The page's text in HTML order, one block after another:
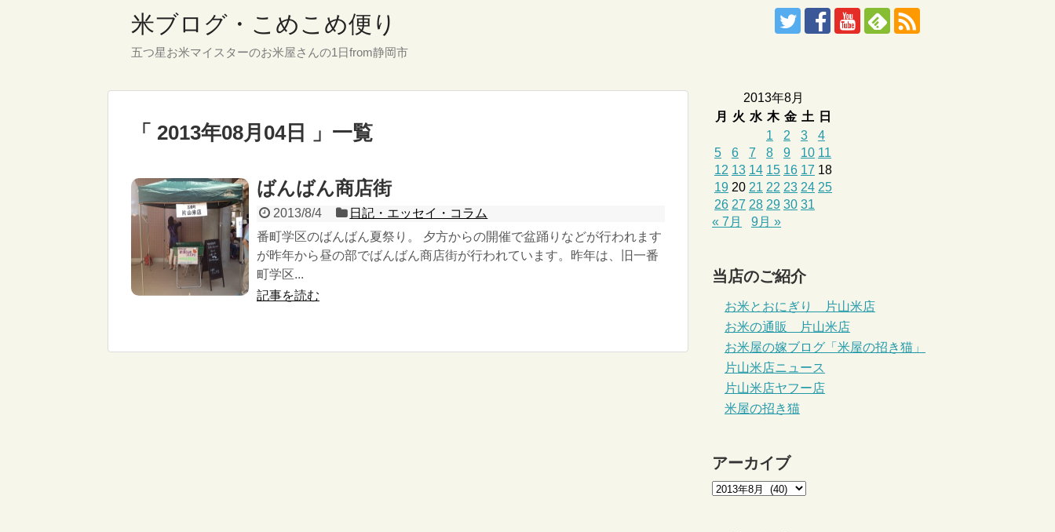
米ブログ・こめこめ便り
五つ星お米マイスターのお米屋さんの1日from静岡市
「 2013年08月04日 」一覧
ばんばん商店街
2013/8/4
日記・エッセイ・コラム
番町学区のばんばん夏祭り。 夕方からの開催で盆踊りなどが行われます
が昨年から昼の部でばんばん商店街が行われています。昨年は、旧一番
町学区...
記事を読む
2013年8月
月
火 水 木 金 土
日
1
2 3
4
5
6 7 8 9 10 11
12 13 14 15 16 17 18
19 20 21 22 23 24 25
26 27 28 29 30 31
« 7月
9月 »
当店のご紹介
お米とおにぎり 片山米店
お米の通販 片山米店
お米屋の嫁ブログ「米屋の招き猫」
片山米店ニュース
片山米店ヤフー店
米屋の招き猫
アーカイブ